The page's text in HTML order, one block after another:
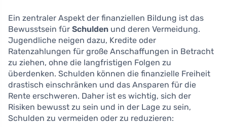
Ein zentraler Aspekt der finanziellen Bildung ist das
Bewusstsein für Schulden und deren Vermeidung.
Jugendliche neigen dazu, Kredite oder
Ratenzahlungen für große Anschaffungen in Betracht
zu ziehen, ohne die langfristigen Folgen zu
überdenken. Schulden können die finanzielle Freiheit
drastisch einschränken und das Ansparen für die
Rente erschweren. Daher ist es wichtig, sich der
Risiken bewusst zu sein und in der Lage zu sein,
Schulden zu vermeiden oder zu reduzieren: